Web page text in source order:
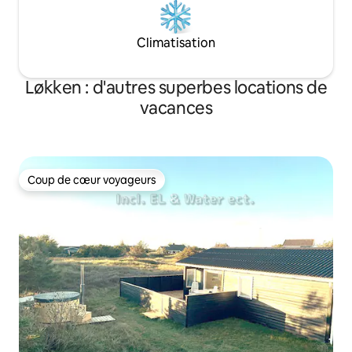
Climatisation
Løkken : d'autres superbes locations de
vacances
Coup de cœur voyageurs
Coup de cœur voyageurs